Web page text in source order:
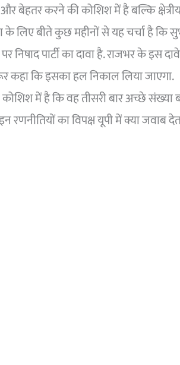
बेहतर करने की कोशिश में है बल्कि
के लिए बीते कुछ महीनों से यह चर्चा है कि
पार्टी का दावा है. राजभर के इस
कि इसका हल निकाल लिया जाएगा.
में है कि वह तीसरी बार अच्छे
का विपक्ष यूपी में क्या जवाब